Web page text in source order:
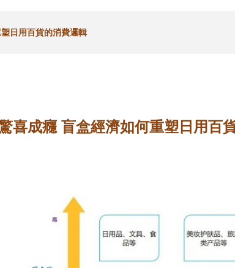
日用百貨的消費邏輯
喜成癮 盲盒經濟如何重塑日用百